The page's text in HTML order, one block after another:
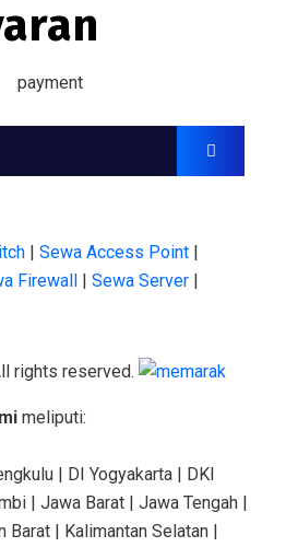
| Sewa Access Point |
Firewall | Sewa Server |
rights reserved.
meliputi:
| DI Yogyakarta | DKI
| Jawa Barat | Jawa Tengah |
Barat | Kalimantan Selatan |